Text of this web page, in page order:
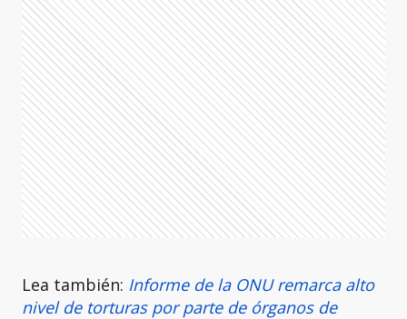
Lea también: Informe de la ONU remarca alto
nivel de torturas por parte de órganos de